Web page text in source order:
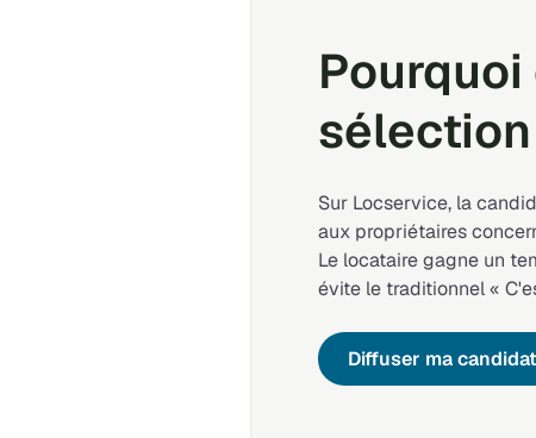
Sur Locservice, la
aux propriétaires
Le locataire gagne un
évite le traditionnel «
Diffuser ma